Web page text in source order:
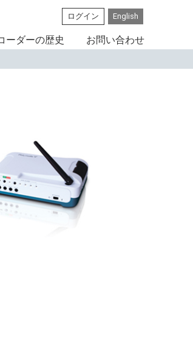
ーダーの歴史 お問い合わせ
ログイン English